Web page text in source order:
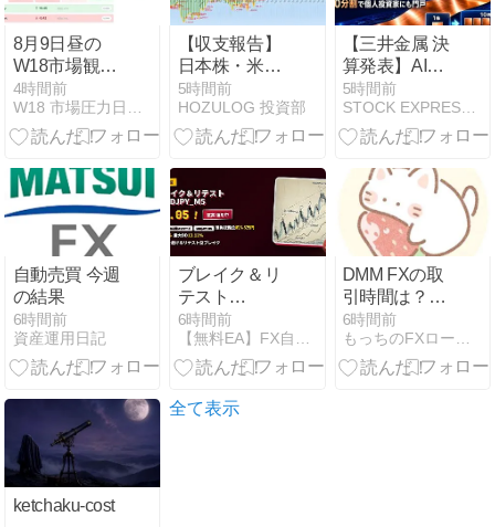
わる過去の因
縁
8月9日昼の
W18市場観測
メモ
4時間前
W18 市場圧力日記｜世界市場の圧力を読む観測メモ
【収支報告】
日本株・米国
株の投資成績
2026.8.3～
2026.8.7
5時間前
HOZULOG 投資部
【三井金属 決
算発表】AIサ
ーバー向け銅
箔が成長をけ
ん引 2027年3
方修正！株式
10分割で個人
投資家にも門
5時間前
STOCK EXPRESS【株式特急】
自動売買 今週
の結果
6時間前
資産運用日記
ブレイク＆リ
テスト
_USDJPY_M5
レビュー
PF2.05の堅実
検証
6時間前
【無料EA】FX自動売買マガジン
DMM FXの取
引時間は？夏
時間・冬時
間・メンテナ
ンス時間を解
6時間前
もっちのFXロードマップ
ketchaku-cost
全て表示